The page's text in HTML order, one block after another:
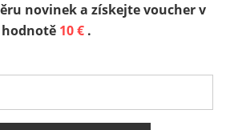
Slovenija
Danmark Norge
Všechny země
novinek a získejte voucher v
hodnotě 10 € .